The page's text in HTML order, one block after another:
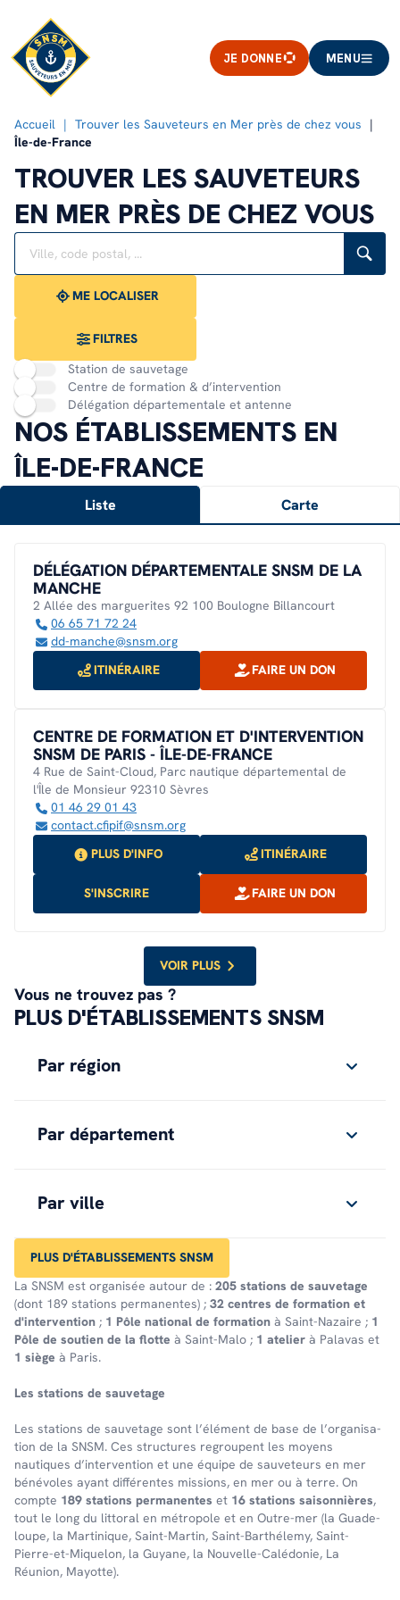
JE DONNE MENU
Accueil
Trouver les Sauveteurs en Mer près de chez vous
Île-de-France
TROUVER LES SAUVETEURS
EN MER PRÈS DE CHEZ VOUS
Rechercher
Veuillez
renseigner
adresse
{{count}}
résultat(s)
ME LOCALISER
FILTRES
Station de sauvetage
Centre de formation & d’intervention
Délégation départementale et antenne
NOS ÉTABLISSEMENTS EN
ÎLE-DE-FRANCE
Liste Carte
DÉLÉGATION DÉPARTEMENTALE SNSM DE LA
MANCHE
2 Allée des marguerites 92 100 Boulogne Billancourt
06 65 71 72 24
dd-manche@snsm.org
ITINÉRAIRE
FAIRE UN DON
CENTRE DE FORMATION ET D'INTERVENTION
SNSM DE PARIS - ÎLE-DE-FRANCE
4 Rue de Saint-Cloud, Parc nautique départemental de
l'Île de Monsieur 92310 Sèvres
01 46 29 01 43
contact.cfipif@snsm.org
PLUS D'INFO
ITINÉRAIRE
S'INSCRIRE FAIRE UN DON
VOIR PLUS
Vous ne trouvez pas ?
PLUS D'ÉTABLISSEMENTS SNSM
Par région
Par département
Par ville
PLUS D'ÉTABLISSEMENTS SNSM
La SNSM est organisée autour de : 205 stations de sauvetage
(dont 189 stations permanentes) ; 32 centres de formation et
d'intervention ; 1 Pôle national de formation à Saint-Nazaire ; 1
Pôle de soutien de la flotte à Saint-Malo ; 1 atelier à Palavas et
1 siège à Paris.
Les stations de sauve­tage
Les stations de sauve­tage sont l’élé­ment de base de l’or­ga­ni­sa­
tion de la SNSM. Ces struc­tures regroupent les moyens
nautiques d’in­ter­ven­tion et une équipe de sauveteurs en mer
bénévoles ayant différentes missions, en mer ou à terre. On
comp­te 189 stations perma­nentes et 16 stations saison­nières,
tout le long du litto­ral en métro­pole et en Outre-mer (la Guade­
loupe, la Marti­nique, Saint-Martin, Saint-Barthé­lemy, Saint-
Pierre-et-Mique­lon, la Guyane, la Nouvelle-Calé­do­nie, La
Réunion, Mayotte).